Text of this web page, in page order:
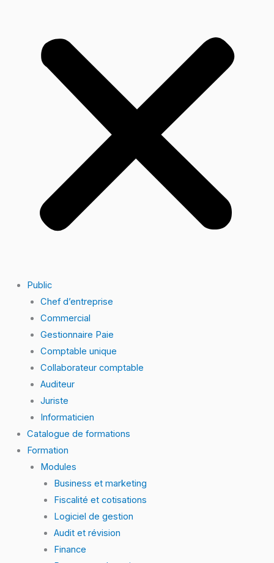
Public
Chef d’entreprise
Commercial
Gestionnaire Paie
Comptable unique
Collaborateur comptable
Auditeur
Juriste
Informaticien
Catalogue de formations
Formation
Modules
Business et marketing
Fiscalité et cotisations
Logiciel de gestion
Audit et révision
Finance